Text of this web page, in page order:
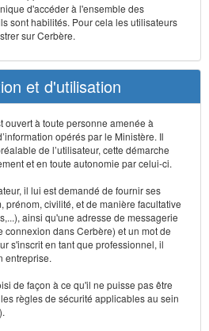
d'accéder à l'ensemble des
sont habilités. Pour cela les utilisateurs
sur Cerbère.
et d'utilisation
ouvert à toute personne amenée à
opérés par le Ministère. Il
de l’utilisateur, cette démarche
et en toute autonomie par celui-ci.
il lui est demandé de fournir ses
prénom, civilité, et de manière facultative
ainsi qu'une adresse de messagerie
dans Cerbère) et un mot de
s'inscrit en tant que professionnel, il
entreprise.
de façon à ce qu'il ne puisse pas être
règles de sécurité applicables au sein
).